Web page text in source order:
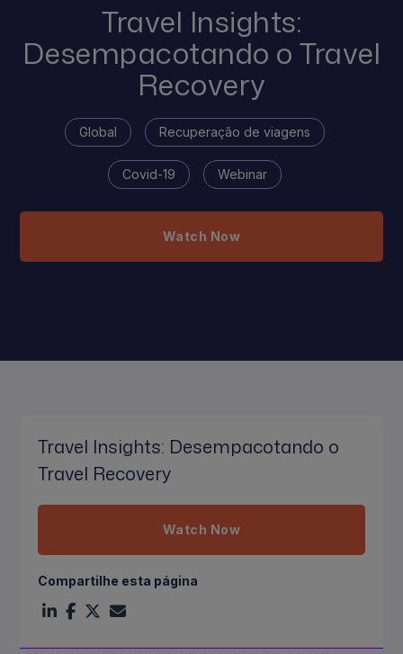
Travel Insights:
Desempacotando o Travel
Recovery
Global Recuperação de viagens
Covid-19 Webinar
Watch Now
Travel Insights: Desempacotando o
Travel Recovery
Watch Now
Compartilhe esta página